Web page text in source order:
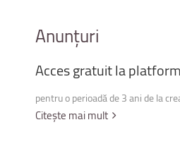
Anunțuri
Accesgratuitla
pentru o perioadă de 3 ani de la
Citește mai mult